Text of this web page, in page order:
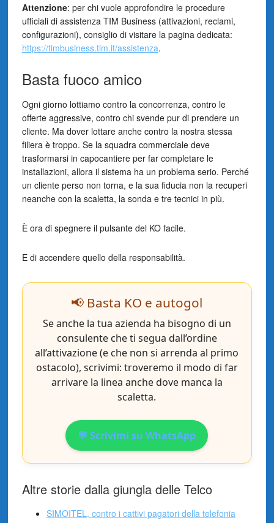
Attenzione: per chi vuole approfondire le procedure
ufficiali di assistenza TIM Business (attivazioni, reclami,
configurazioni), consiglio di visitare la pagina dedicata:
https://timbusiness.tim.it/assistenza.
Basta fuoco amico
Ogni giorno lottiamo contro la concorrenza, contro le
offerte aggressive, contro chi svende pur di prendere un
cliente. Ma dover lottare anche contro la nostra stessa
filiera è troppo. Se la squadra commerciale deve
trasformarsi in capocantiere per far completare le
installazioni, allora il sistema ha un problema serio. Perché
un cliente perso non torna, e la sua fiducia non la recuperi
neanche con la scaletta, la sonda e tre tecnici in più.
È ora di spegnere il pulsante del KO facile.
E di accendere quello della responsabilità.
📢 Basta KO e autogol
Se anche la tua azienda ha bisogno di un
consulente che ti segua dall’ordine
all’attivazione (e che non si arrenda al primo
ostacolo), scrivimi: troveremo il modo di far
arrivare la linea anche dove manca la
scaletta.
💬 Scrivimi su WhatsApp
Altre storie dalla giungla delle Telco
SIMOITEL, contro i cattivi pagatori della telefonia